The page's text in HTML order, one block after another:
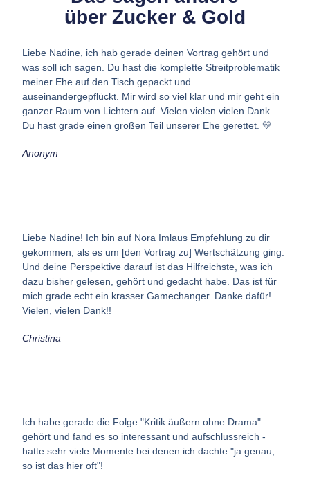
über Zucker & Gold
Liebe Nadine, ich hab gerade deinen Vortrag gehört und
was soll ich sagen. Du hast die komplette Streitproblematik
meiner Ehe auf den Tisch gepackt und
auseinandergepflückt. Mir wird so viel klar und mir geht ein
ganzer Raum von Lichtern auf. Vielen vielen vielen Dank.
Du hast grade einen großen Teil unserer Ehe gerettet. 💛
Anonym
Liebe Nadine! Ich bin auf Nora Imlaus Empfehlung zu dir
gekommen, als es um [den Vortrag zu] Wertschätzung ging.
Und deine Perspektive darauf ist das Hilfreichste, was ich
dazu bisher gelesen, gehört und gedacht habe. Das ist für
mich grade echt ein krasser Gamechanger. Danke dafür!
Vielen, vielen Dank!!
Christina
Ich habe gerade die Folge "Kritik äußern ohne Drama"
gehört und fand es so interessant und aufschlussreich -
hatte sehr viele Momente bei denen ich dachte "ja genau,
so ist das hier oft"!